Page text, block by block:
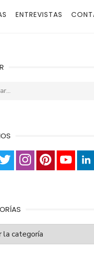
ENTREVISTAS